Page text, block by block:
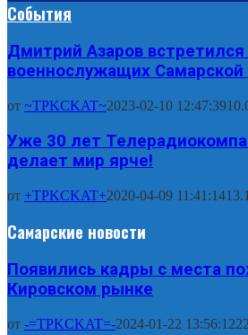
События
Дмитрий Азаров
военнослужащих Самарской
от ~TPKCKAT~2023-02-10 12:47:39
Уже 30 лет
делает мир ярче!
от +TPKCKAT+2020-04-09 11:41:14
Самарские новости
Появились кадры с места
Кировском рынке
от -=TPKCKAT=-2024-01-22 13:56:12